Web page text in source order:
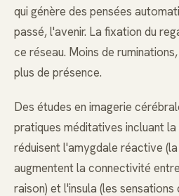
qui génère des pensées
passé, l'avenir. La fixation du
ce réseau. Moins de
plus de présence.
Des études en imagerie
pratiques méditatives incluant
réduisent l'amygdale réactive
augmentent la connectivité
raison) et l'insula (les